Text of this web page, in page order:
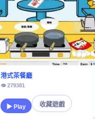
港式茶餐廳
👁 279381
▶ Play 收藏遊戲